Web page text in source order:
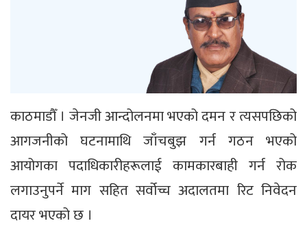
काठमाडौँ । जेनजी आन्दोलनमा भएको दमन र त्यसपछिको
आगजनीको घटनामाथि जाँचबुझ गर्न गठन भएको
आयोगका पदाधिकारीहरूलाई कामकारबाही गर्न रोक
लगाउनुपर्ने माग सहित सर्वोच्च अदालतमा रिट निवेदन
दायर भएको छ ।